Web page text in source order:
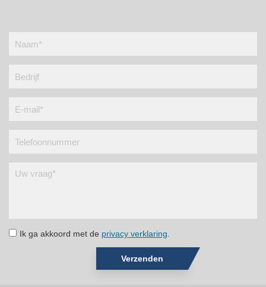
Ik ga akkoord met de privacy verklaring
Verzenden